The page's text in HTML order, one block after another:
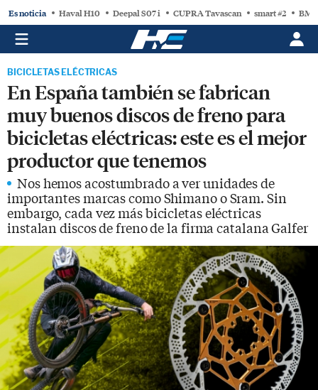
Es noticia Haval H10 Deepal S07 i CUPRA Tavascan smart #2
BICICLETAS ELÉCTRICAS
En España también se fabrican
muy buenos discos de freno para
bicicletas eléctricas: este es el mejor
productor que tenemos
Nos hemos acostumbrado a ver unidades de
importantes marcas como Shimano o Sram. Sin
embargo, cada vez más bicicletas eléctricas
instalan discos de freno de la firma catalana Galfer